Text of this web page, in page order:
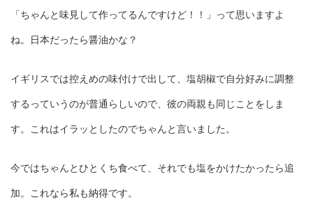
「ちゃんと味見して作ってるんですけど！！」って思いますよ
ね。日本だったら醤油かな？
イギリスでは控えめの味付けで出して、塩胡椒で自分好みに調整
するっていうのが普通らしいので、彼の両親も同じことをしま
す。これはイラッとしたのでちゃんと言いました。
今ではちゃんとひとくち食べて、それでも塩をかけたかったら追
加。これなら私も納得です。